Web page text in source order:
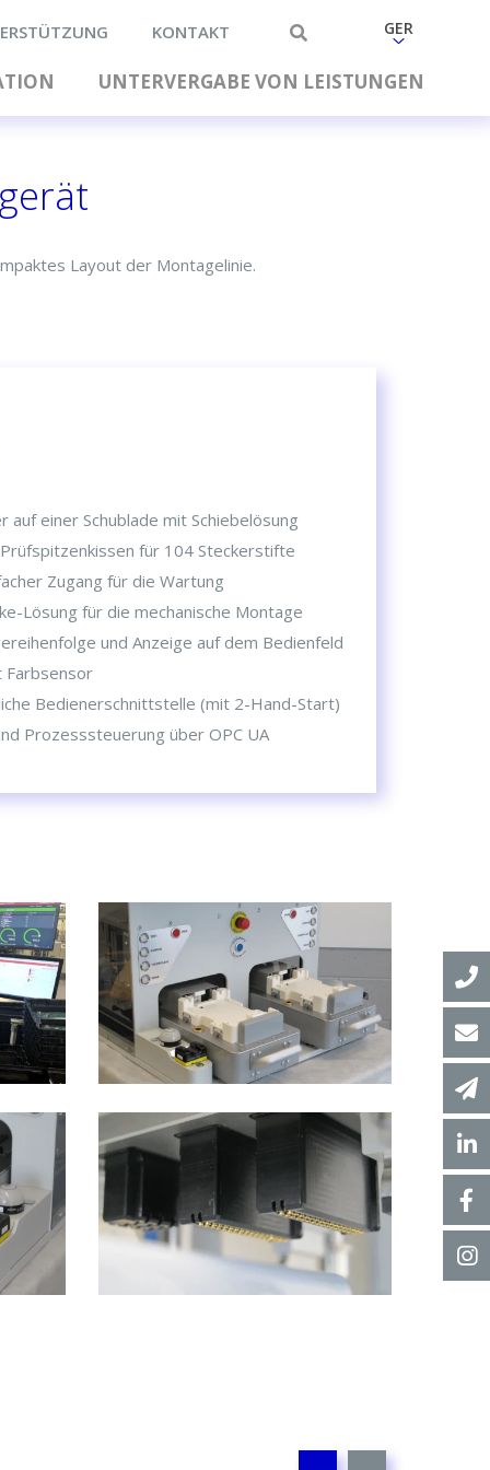
KONTAKT GER
UNTERVERGABE VON LEISTUNGEN
Layout der Montagelinie.
einer Schublade mit Schiebelösung
für 104 Steckerstifte
Zugang für die Wartung
Lösung für die mechanische Montage
und Anzeige auf dem Bedienfeld
Farbsensor
Bedienerschnittstelle (mit 2-Hand-Start)
Prozesssteuerung über OPC UA